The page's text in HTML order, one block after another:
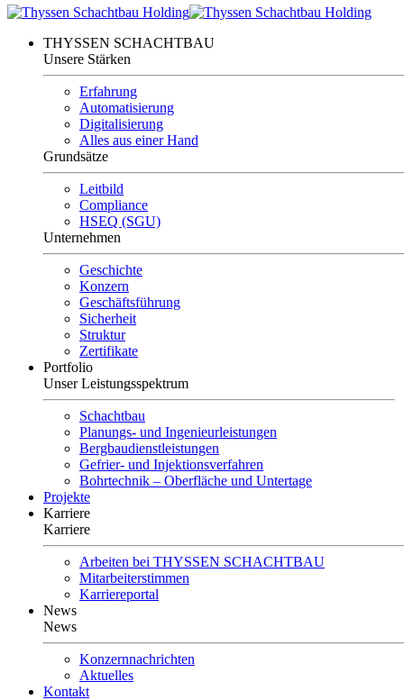
THYSSEN SCHACHTBAU
Unsere Stärken
Erfahrung
Automatisierung
Digitalisierung
Alles aus einer Hand
Grundsätze
Leitbild
Compliance
HSEQ (SGU)
Unternehmen
Geschichte
Konzern
Geschäftsführung
Sicherheit
Struktur
Zertifikate
Portfolio
Unser Leistungsspektrum
Schachtbau
Planungs- und Ingenieurleistungen
Bergbaudienstleistungen
Gefrier- und Injektionsverfahren
Bohrtechnik – Oberfläche und Untertage
Projekte
Karriere
Karriere
Arbeiten bei THYSSEN SCHACHTBAU
Mitarbeiterstimmen
Karriereportal
News
News
Konzernnachrichten
Aktuelles
Kontakt